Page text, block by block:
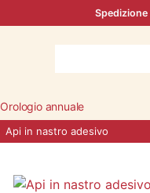
Orologio annuale
Api in nastro adesivo